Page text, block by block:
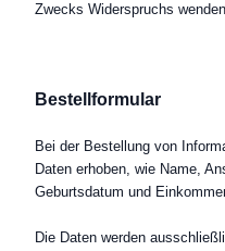
Zwecks Widerspruchs
Bestellformular
Bei der Bestellung von
Daten erhoben, wie Name,
Geburtsdatum und
Die Daten werden